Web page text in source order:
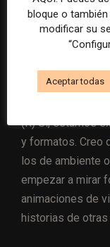
(P) Para tratar
formatos?
(R) Sí, estamos
y formatos. Creo
los de ambiente
empezar a mirar
animaciones de
historias de otras
bloque o
modificar su
Aceptar todas